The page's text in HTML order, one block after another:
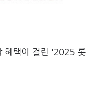
혜택이 걸린 '2025